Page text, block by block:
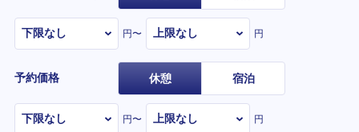
円〜 円
予約価格 休憩 宿泊
円〜 円